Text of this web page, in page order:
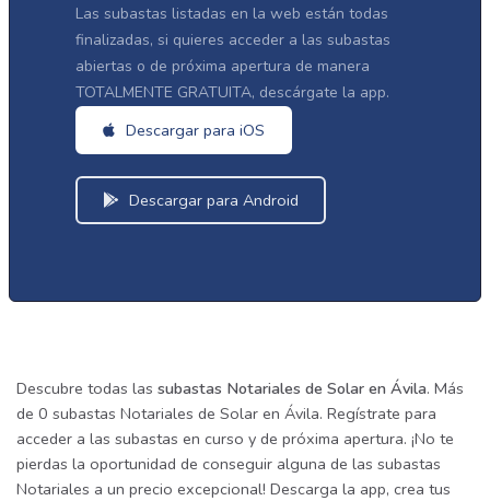
Las subastas listadas en la web están todas
finalizadas, si quieres acceder a las subastas
abiertas o de próxima apertura de manera
TOTALMENTE GRATUITA, descárgate la app.
Descargar para iOS
Descargar para Android
Descubre todas las subastas Notariales de Solar en Ávila. Más
de 0 subastas Notariales de Solar en Ávila. Regístrate para
acceder a las subastas en curso y de próxima apertura. ¡No te
pierdas la oportunidad de conseguir alguna de las subastas
Notariales a un precio excepcional! Descarga la app, crea tus